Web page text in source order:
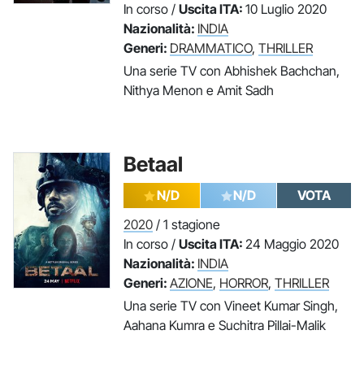
In corso / Uscita ITA: 10 Luglio 2020
Nazionalità: INDIA
Generi: DRAMMATICO, THRILLER
Una serie TV con Abhishek Bachchan,
Nithya Menon e Amit Sadh
Betaal
N/D N/D
VOTA
2020 / 1 stagione
In corso / Uscita ITA: 24 Maggio 2020
Nazionalità: INDIA
Generi: AZIONE, HORROR, THRILLER
Una serie TV con Vineet Kumar Singh,
Aahana Kumra e Suchitra Pillai-Malik